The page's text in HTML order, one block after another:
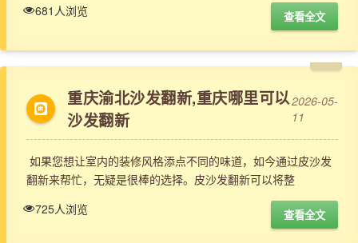
681人浏览
查看全文
重庆渝北沙发翻新,重庆哪里可以
沙发翻新
2026-05-
11
如果您想让室内的装修风格添点不同的味道，如今通过皮沙发
翻新来帮忙，无疑是很棒的选择。皮沙发翻新可以将整
725人浏览
查看全文